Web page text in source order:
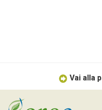
Vai alla